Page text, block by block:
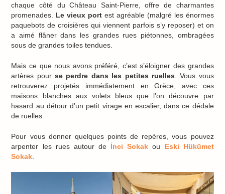
chaque côté du Château Saint-Pierre, offre de charmantes
promenades. Le vieux port est agréable (malgré les énormes
paquebots de croisières qui viennent parfois s’y reposer) et on
a aimé flâner dans les grandes rues piétonnes, ombragées
sous de grandes toiles tendues.
Mais ce que nous avons préféré, c’est s’éloigner des grandes
artères pourse perdre dans les petites ruelles. Vous vous
retrouverez projetés immédiatement en Grèce, avec ces
maisons blanches aux volets bleus que l’on découvre par
hasard au détour d’un petit virage en escalier, dans ce dédale
de ruelles.
Pour vous donner quelques points de repères, vous pouvez
arpenter les rues autour de İnci Sokak ou Eski Hükümet
Sokak.